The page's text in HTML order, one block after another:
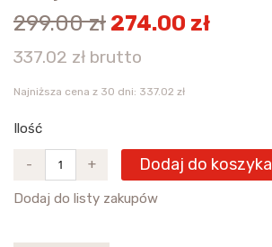
299.00 zł 274.00 zł
337.02 zł brutto
Najniższa cena z 30 dni: 337.02 zł
Ilość
- + Dodaj do koszyka
Dodaj do listy zakupów